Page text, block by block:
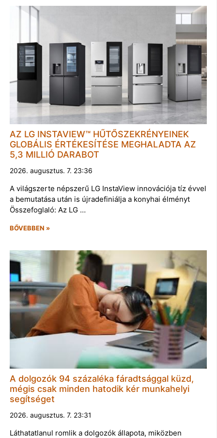
AZ LG INSTAVIEW™ HŰTŐSZEKRÉNYEINEK
GLOBÁLIS ÉRTÉKESÍTÉSE MEGHALADTA AZ
5,3 MILLIÓ DARABOT
2026. augusztus. 7. 23:36
A világszerte népszerű LG InstaView innovációja tíz évvel
a bemutatása után is újradefiniálja a konyhai élményt
Összefoglaló: Az LG …
BŐVEBBEN »
A dolgozók 94 százaléka fáradtsággal küzd,
mégis csak minden hatodik kér munkahelyi
segítséget
2026. augusztus. 7. 23:31
Láthatatlanul romlik a dolgozók állapota, miközben